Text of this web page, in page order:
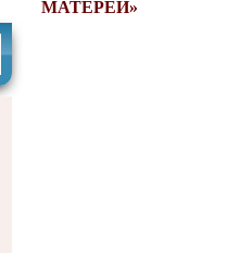
МАТЕРЕЙ»